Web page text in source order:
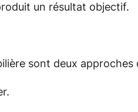
un résultat objectif.
sont deux approches